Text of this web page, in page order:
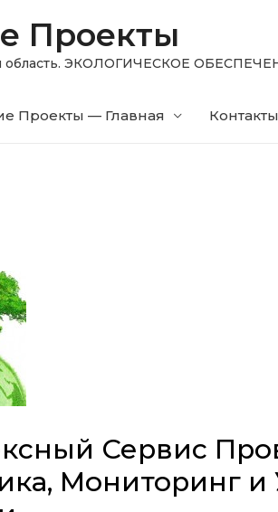
Проекты
область. ЭКОЛОГИЧЕСКОЕ
Проекты — Главная Контакты
Сервис
Мониторинг и